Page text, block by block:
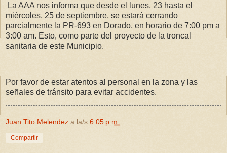
La AAA nos informa que desde el lunes, 23 hasta el
miércoles, 25 de septiembre, se estará cerrando
parcialmente la PR-693 en Dorado, en horario de 7:00 pm a
3:00 am. Esto, como parte del proyecto de la troncal
sanitaria de este Municipio.
Por favor de estar atentos al personal en la zona y las
señales de tránsito para evitar accidentes.
Juan Tito Melendez a la/s 6:05 p.m.
Compartir